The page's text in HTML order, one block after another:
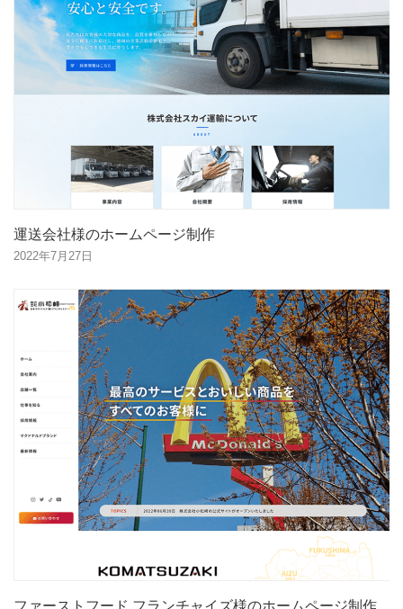
運送会社様のホームページ制作
2022年7月27日